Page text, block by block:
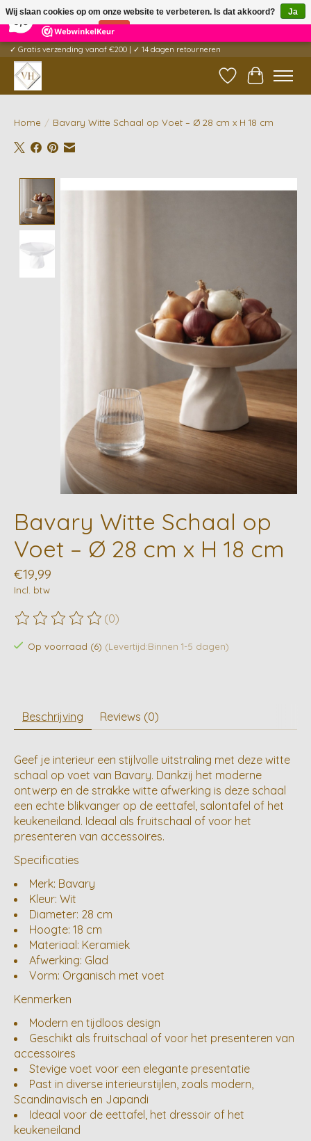
5 Reviews ×
✓ Gratis verzending vanaf €200 | ✓ 14 dagen retourneren
Verlanglijst
Home / Bavary Witte Schaal op Voet – Ø 28 cm x H 18 cm
Bavary Witte Schaal op
Voet – Ø 28 cm x H 18 cm
€19,99
Incl. btw
De beoordeling van dit product is
(0)
Op voorraad (6) (Levertijd:Binnen 1-5 dagen)
Beschrijving Reviews (0)
Geef je interieur een stijlvolle uitstraling met deze witte
schaal op voet van Bavary. Dankzij het moderne
ontwerp en de strakke witte afwerking is deze schaal
een echte blikvanger op de eettafel, salontafel of het
keukeneiland. Ideaal als fruitschaal of voor het
presenteren van accessoires.
Specificaties
Merk: Bavary
Kleur: Wit
Diameter: 28 cm
Hoogte: 18 cm
Materiaal: Keramiek
Afwerking: Glad
Vorm: Organisch met voet
Kenmerken
Modern en tijdloos design
Geschikt als fruitschaal of voor het presenteren van
accessoires
Stevige voet voor een elegante presentatie
Past in diverse interieurstijlen, zoals modern,
Scandinavisch en Japandi
Ideaal voor de eettafel, het dressoir of het
keukeneiland
Wij slaan cookies op om onze website te verbeteren. Is dat akkoord?
Ja
Nee